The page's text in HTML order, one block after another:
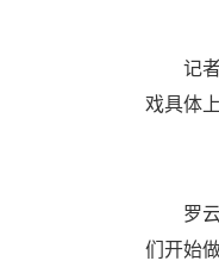
记者：
戏具体
罗云：
们开始